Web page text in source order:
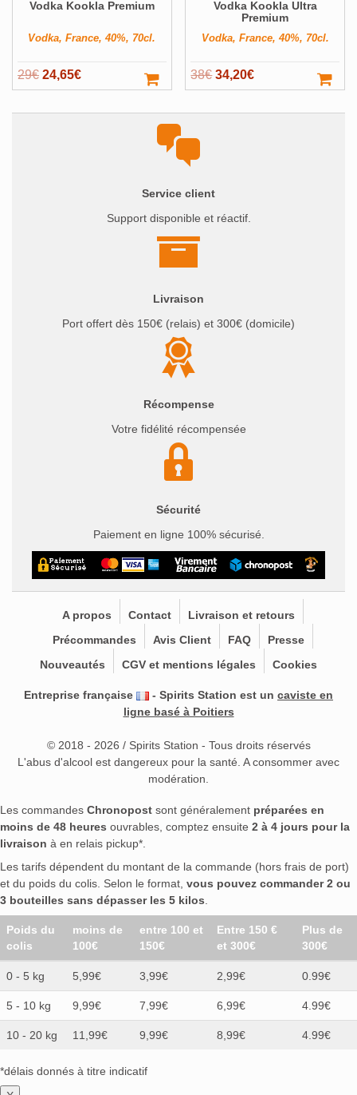
Pays Voir ▼
Producteur Voir ▼
Filter
Vodka Kookla Premium
Vodka, France, 40%, 70cl.
29€ Le
prix
initial
24,65€Le
prix
actuel
Vodka Kookla Ultra
Premium
Vodka, France, 40%, 70cl.
38€ Le
prix
initial
34,20€Le
prix
actuel
Service client
Support disponible et réactif.
Livraison
Port offert dès 150€ (relais) et 300€ (domicile)
Récompense
Votre fidélité récompensée
Sécurité
Paiement en ligne 100% sécurisé.
A propos Contact
Livraison et retours
Précommandes
Avis Client FAQ
Presse
Nouveautés
CGV et mentions légales Cookies
Entreprise française - Spirits Station est un caviste en
ligne basé à Poitiers
© 2018 - 2026 / Spirits Station - Tous droits réservés
L'abus d'alcool est dangereux pour la santé. A consommer avec
modération.
Les commandes Chronopost sont généralement préparées en
moins de 48 heures ouvrables, comptez ensuite 2 à 4 jours pour la
livraison à en relais pickup*.
Les tarifs dépendent du montant de la commande (hors frais de port)
et du poids du colis. Selon le format, vous pouvez commander 2 ou
3 bouteilles sans dépasser les 5 kilos.
Poids du
colis
moins de
100€
entre 100 et
150€
Entre 150 €
et 300€
Plus de
300€
0 - 5 kg 5,99€ 3,99€ 2,99€ 0.99€
5 - 10 kg 9,99€ 7,99€ 6,99€ 4.99€
10 - 20 kg 11,99€ 9,99€ 8,99€ 4.99€
*délais donnés à titre indicatif